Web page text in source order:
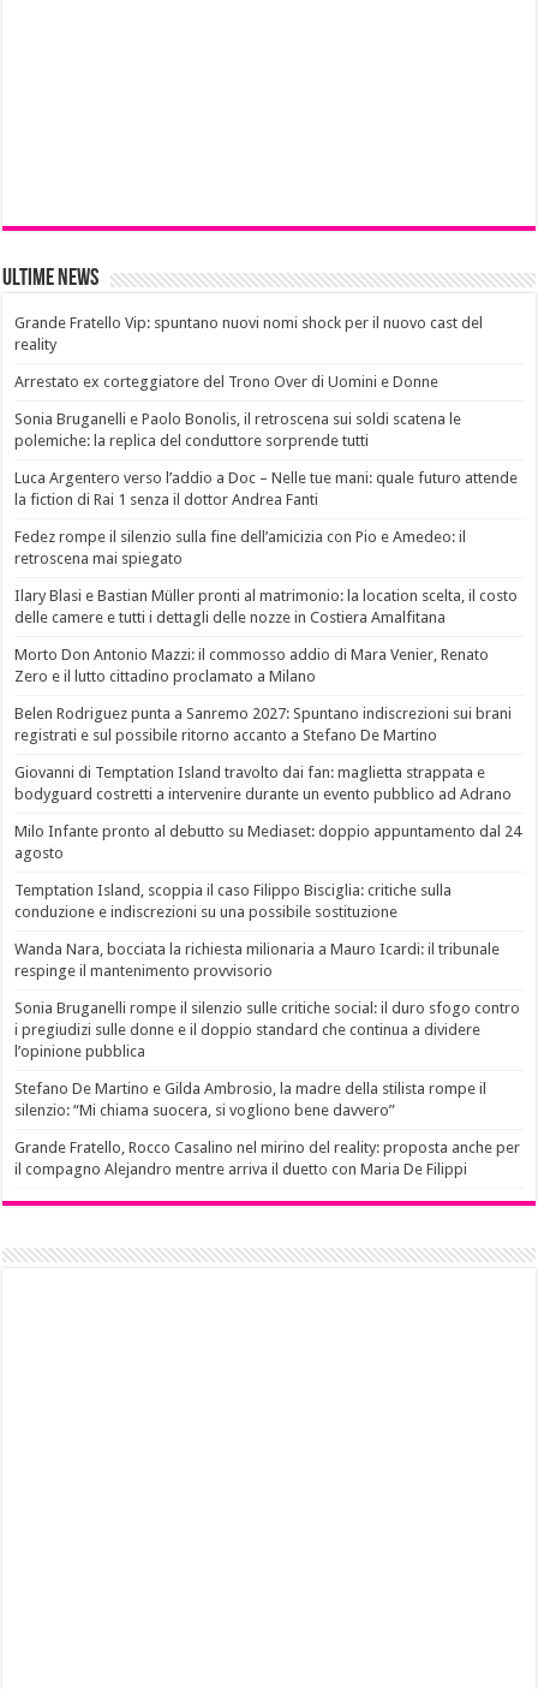
Ultime News
Grande Fratello Vip: spuntano nuovi nomi shock per il nuovo cast del
reality
Arrestato ex corteggiatore del Trono Over di Uomini e Donne
Sonia Bruganelli e Paolo Bonolis, il retroscena sui soldi scatena le
polemiche: la replica del conduttore sorprende tutti
Luca Argentero verso l’addio a Doc – Nelle tue mani: quale futuro attende
la fiction di Rai 1 senza il dottor Andrea Fanti
Fedez rompe il silenzio sulla fine dell’amicizia con Pio e Amedeo: il
retroscena mai spiegato
Ilary Blasi e Bastian Müller pronti al matrimonio: la location scelta, il costo
delle camere e tutti i dettagli delle nozze in Costiera Amalfitana
Morto Don Antonio Mazzi: il commosso addio di Mara Venier, Renato
Zero e il lutto cittadino proclamato a Milano
Belen Rodriguez punta a Sanremo 2027: Spuntano indiscrezioni sui brani
registrati e sul possibile ritorno accanto a Stefano De Martino
Giovanni di Temptation Island travolto dai fan: maglietta strappata e
bodyguard costretti a intervenire durante un evento pubblico ad Adrano
Milo Infante pronto al debutto su Mediaset: doppio appuntamento dal 24
agosto
Temptation Island, scoppia il caso Filippo Bisciglia: critiche sulla
conduzione e indiscrezioni su una possibile sostituzione
Wanda Nara, bocciata la richiesta milionaria a Mauro Icardi: il tribunale
respinge il mantenimento provvisorio
Sonia Bruganelli rompe il silenzio sulle critiche social: il duro sfogo contro
i pregiudizi sulle donne e il doppio standard che continua a dividere
l’opinione pubblica
Stefano De Martino e Gilda Ambrosio, la madre della stilista rompe il
silenzio: “Mi chiama suocera, si vogliono bene davvero”
Grande Fratello, Rocco Casalino nel mirino del reality: proposta anche per
il compagno Alejandro mentre arriva il duetto con Maria De Filippi